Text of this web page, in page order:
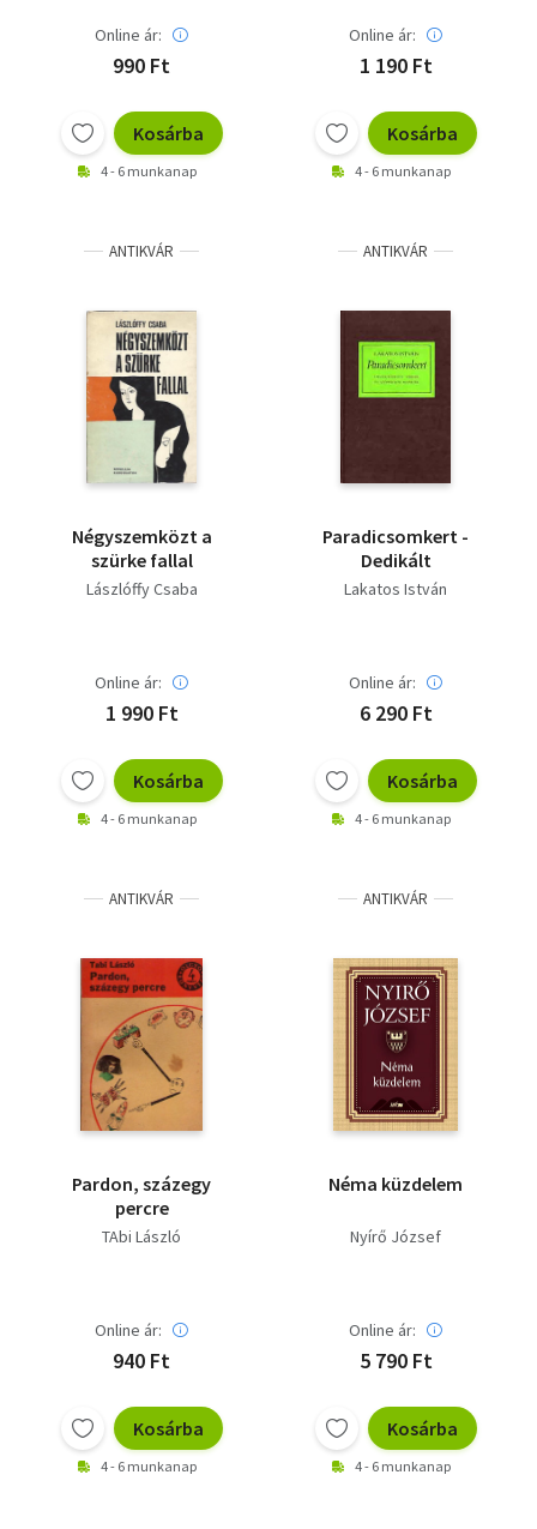
Online ár:
990 Ft
Kosárba
4 - 6 munkanap
Online ár:
1 190 Ft
Kosárba
4 - 6 munkanap
ANTIKVÁR
Négyszemközt a
szürke fallal
Lászlóffy Csaba
Online ár:
1 990 Ft
Kosárba
4 - 6 munkanap
ANTIKVÁR
Paradicsomkert -
Dedikált
Lakatos István
Online ár:
6 290 Ft
Kosárba
4 - 6 munkanap
ANTIKVÁR
Pardon, százegy
percre
TAbi László
Online ár:
940 Ft
Kosárba
4 - 6 munkanap
ANTIKVÁR
Néma küzdelem
Nyírő József
Online ár:
5 790 Ft
Kosárba
4 - 6 munkanap